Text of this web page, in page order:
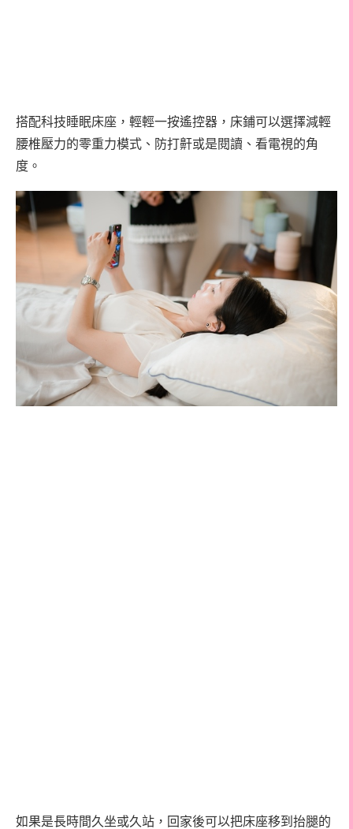
搭配科技睡眠床座，輕輕一按遙控器，床鋪可以選擇減輕
腰椎壓力的零重力模式、防打鼾或是閱讀、看電視的角
度。
如果是長時間久坐或久站，回家後可以把床座移到抬腿的